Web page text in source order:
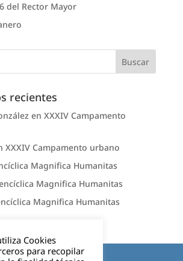
del Rector Mayor
recientes
en XXXIV Campamento
XXXIV Campamento urbano
Magnifica Humanitas
Magnifica Humanitas
Magnifica Humanitas
Aviso legal
Cookies
para recopilar